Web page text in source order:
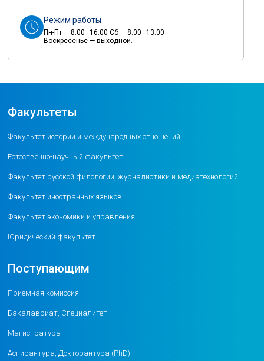
Режим работы
Пн-Пт — 8:00–16:00 Сб — 8:00–13:00
Воскресенье — выходной.
Факультеты
Факультет истории и международных отношений
Естественно-научный факультет
Факультет русской филологии, журналистики и медиатехнологий
Факультет иностранных языков
Факультет экономики и управления
Юридический факультет
Поступающим
Приемная комиссия
Бакалавриат, Специалитет
Магистратура
Аспирантура, Докторантура (PhD)